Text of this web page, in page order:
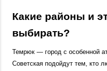
Какие районы и
выбирать?
Темрюк — город с особенной
Советская подойдут тем, кто